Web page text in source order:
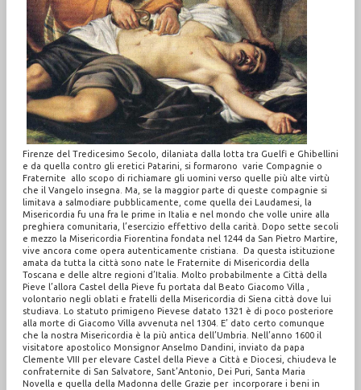
Firenze del Tredicesimo Secolo, dilaniata dalla lotta tra Guelfi e Ghibellini
e da quella contro gli eretici Patarini, si formarono varie Compagnie o
Fraternite allo scopo di richiamare gli uomini verso quelle più alte virtù
che il Vangelo insegna. Ma, se la maggior parte di queste compagnie si
limitava a salmodiare pubblicamente, come quella dei Laudamesi, la
Misericordia fu una fra le prime in Italia e nel mondo che volle unire alla
preghiera comunitaria, l’esercizio effettivo della carità. Dopo sette secoli
e mezzo la Misericordia Fiorentina fondata nel 1244 da San Pietro Martire,
vive ancora come opera autenticamente cristiana. Da questa istituzione
amata da tutta la città sono nate le Fraternite di Misericordia della
Toscana e delle altre regioni d’Italia. Molto probabilmente a Città della
Pieve l’allora Castel della Pieve fu portata dal Beato Giacomo Villa ,
volontario negli oblati e fratelli della Misericordia di Siena città dove lui
studiava. Lo statuto primigeno Pievese datato 1321 è di poco posteriore
alla morte di Giacomo Villa avvenuta nel 1304. E’ dato certo comunque
che la nostra Misericordia è la più antica dell’Umbria. Nell’anno 1600 il
visitatore apostolico Monsignor Anselmo Dandini, inviato da papa
Clemente VIII per elevare Castel della Pieve a Città e Diocesi, chiudeva le
confraternite di San Salvatore, Sant’Antonio, Dei Puri, Santa Maria
Novella e quella della Madonna delle Grazie per incorporare i beni in